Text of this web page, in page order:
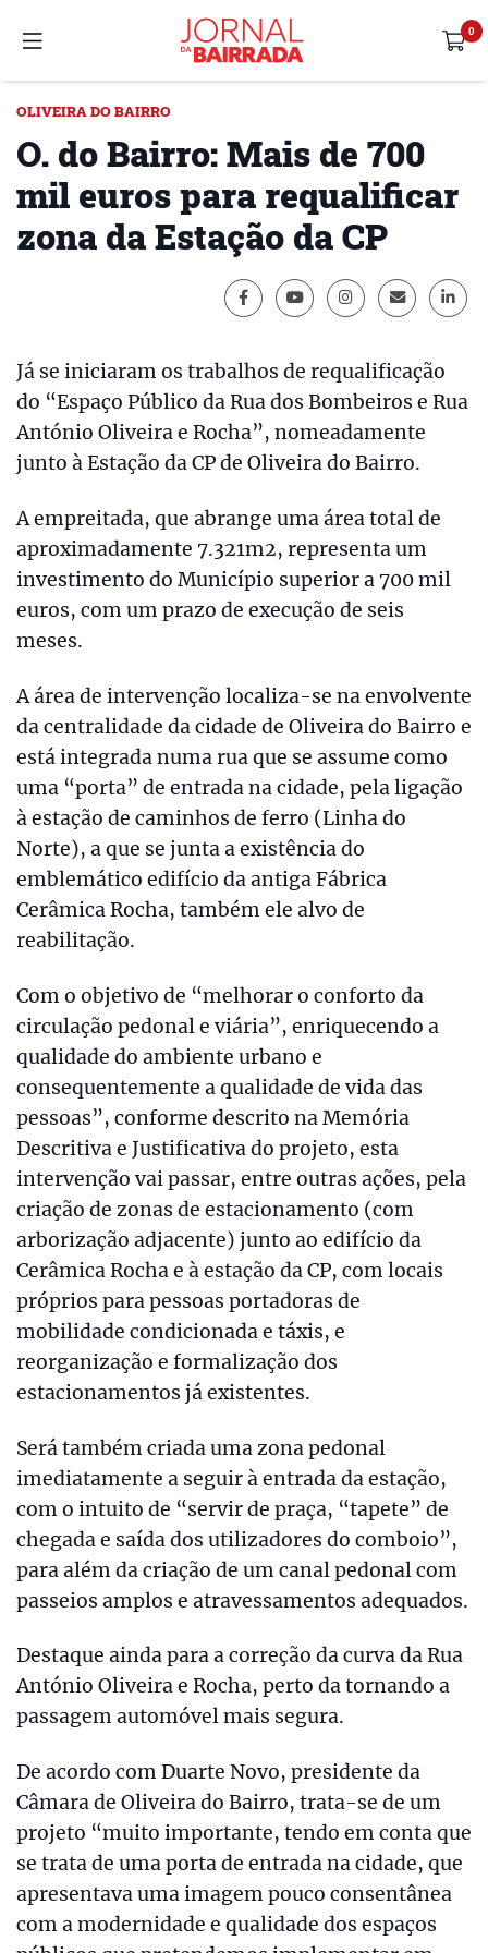
OLIVEIRA DO BAIRRO
O. do Bairro: Mais de 700
mil euros para requalificar
zona da Estação da CP
Já se iniciaram os trabalhos de requalificação
do “Espaço Público da Rua dos Bombeiros e Rua
António Oliveira e Rocha”, nomeadamente
junto à Estação da CP de Oliveira do Bairro.
A empreitada, que abrange uma área total de
aproximadamente 7.321m2, representa um
investimento do Município superior a 700 mil
euros, com um prazo de execução de seis
meses.
A área de intervenção localiza-se na envolvente
da centralidade da cidade de Oliveira do Bairro e
está integrada numa rua que se assume como
uma “porta” de entrada na cidade, pela ligação
à estação de caminhos de ferro (Linha do
Norte), a que se junta a existência do
emblemático edifício da antiga Fábrica
Cerâmica Rocha, também ele alvo de
reabilitação.
Com o objetivo de “melhorar o conforto da
circulação pedonal e viária”, enriquecendo a
qualidade do ambiente urbano e
consequentemente a qualidade de vida das
pessoas”, conforme descrito na Memória
Descritiva e Justificativa do projeto, esta
intervenção vai passar, entre outras ações, pela
criação de zonas de estacionamento (com
arborização adjacente) junto ao edifício da
Cerâmica Rocha e à estação da CP, com locais
próprios para pessoas portadoras de
mobilidade condicionada e táxis, e
reorganização e formalização dos
estacionamentos já existentes.
Será também criada uma zona pedonal
imediatamente a seguir à entrada da estação,
com o intuito de “servir de praça, “tapete” de
chegada e saída dos utilizadores do comboio”,
para além da criação de um canal pedonal com
passeios amplos e atravessamentos adequados.
Destaque ainda para a correção da curva da Rua
António Oliveira e Rocha, perto da tornando a
passagem automóvel mais segura.
De acordo com Duarte Novo, presidente da
Câmara de Oliveira do Bairro, trata-se de um
projeto “muito importante, tendo em conta que
se trata de uma porta de entrada na cidade, que
apresentava uma imagem pouco consentânea
com a modernidade e qualidade dos espaços